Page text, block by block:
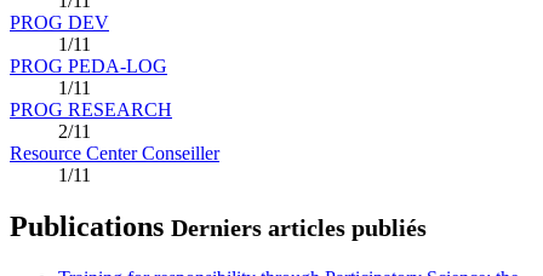
PROG DEV
1/11
PROG PEDA-LOG
1/11
PROG RESEARCH
2/11
Resource Center Conseiller
1/11
Publications Derniers articles publiés